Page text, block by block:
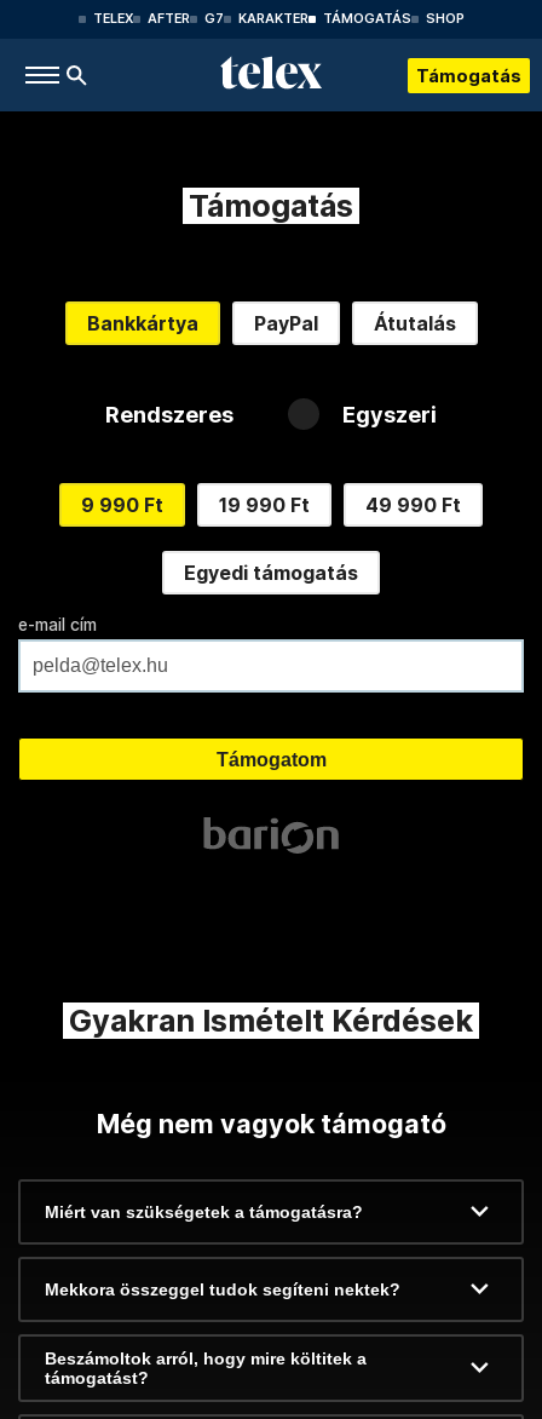
TELEX AFTER G7 KARAKTER TÁMOGATÁS SHOP
Támogatás
Támogatás
Bankkártya PayPal Átutalás
Rendszeres Egyszeri
9 990 Ft 19 990 Ft 49 990 Ft
Egyedi támogatás
e-mail cím
Gyakran Ismételt Kérdések
Még nem vagyok támogató
Miért van szükségetek a támogatásra?
Mekkora összeggel tudok segíteni nektek?
Beszámoltok arról, hogy mire költitek a
támogatást?